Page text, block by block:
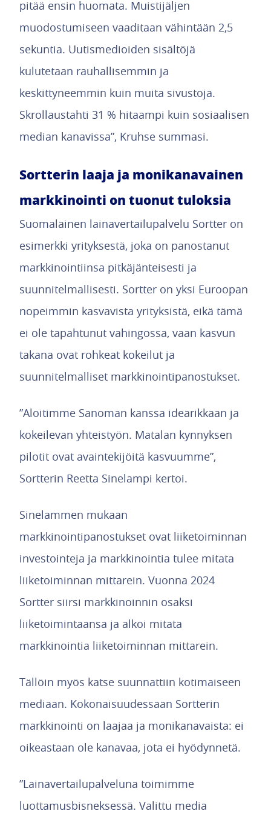
pitää ensin huomata. Muistijäljen
muodostumiseen vaaditaan vähintään 2,5
sekuntia. Uutismedioiden sisältöjä
kulutetaan rauhallisemmin ja
keskittyneemmin kuin muita sivustoja.
Skrollaustahti 31 % hitaampi kuin sosiaalisen
median kanavissa”, Kruhse summasi.
Sortterin laaja ja monikanavainen
markkinointi on tuonut tuloksia
Suomalainen lainavertailupalvelu Sortter on
esimerkki yrityksestä, joka on panostanut
markkinointiinsa pitkäjänteisesti ja
suunnitelmallisesti. Sortter on yksi Euroopan
nopeimmin kasvavista yrityksistä, eikä tämä
ei ole tapahtunut vahingossa, vaan kasvun
takana ovat rohkeat kokeilut ja
suunnitelmalliset markkinointipanostukset.
”Aloitimme Sanoman kanssa idearikkaan ja
kokeilevan yhteistyön. Matalan kynnyksen
pilotit ovat avaintekijöitä kasvuumme”,
Sortterin Reetta Sinelampi kertoi.
Sinelammen mukaan
markkinointipanostukset ovat liiketoiminnan
investointeja ja markkinointia tulee mitata
liiketoiminnan mittarein. Vuonna 2024
Sortter siirsi markkinoinnin osaksi
liiketoimintaansa ja alkoi mitata
markkinointia liiketoiminnan mittarein.
Tällöin myös katse suunnattiin kotimaiseen
mediaan. Kokonaisuudessaan Sortterin
markkinointi on laajaa ja monikanavaista: ei
oikeastaan ole kanavaa, jota ei hyödynnetä.
”Lainavertailupalveluna toimimme
luottamusbisneksessä. Valittu media